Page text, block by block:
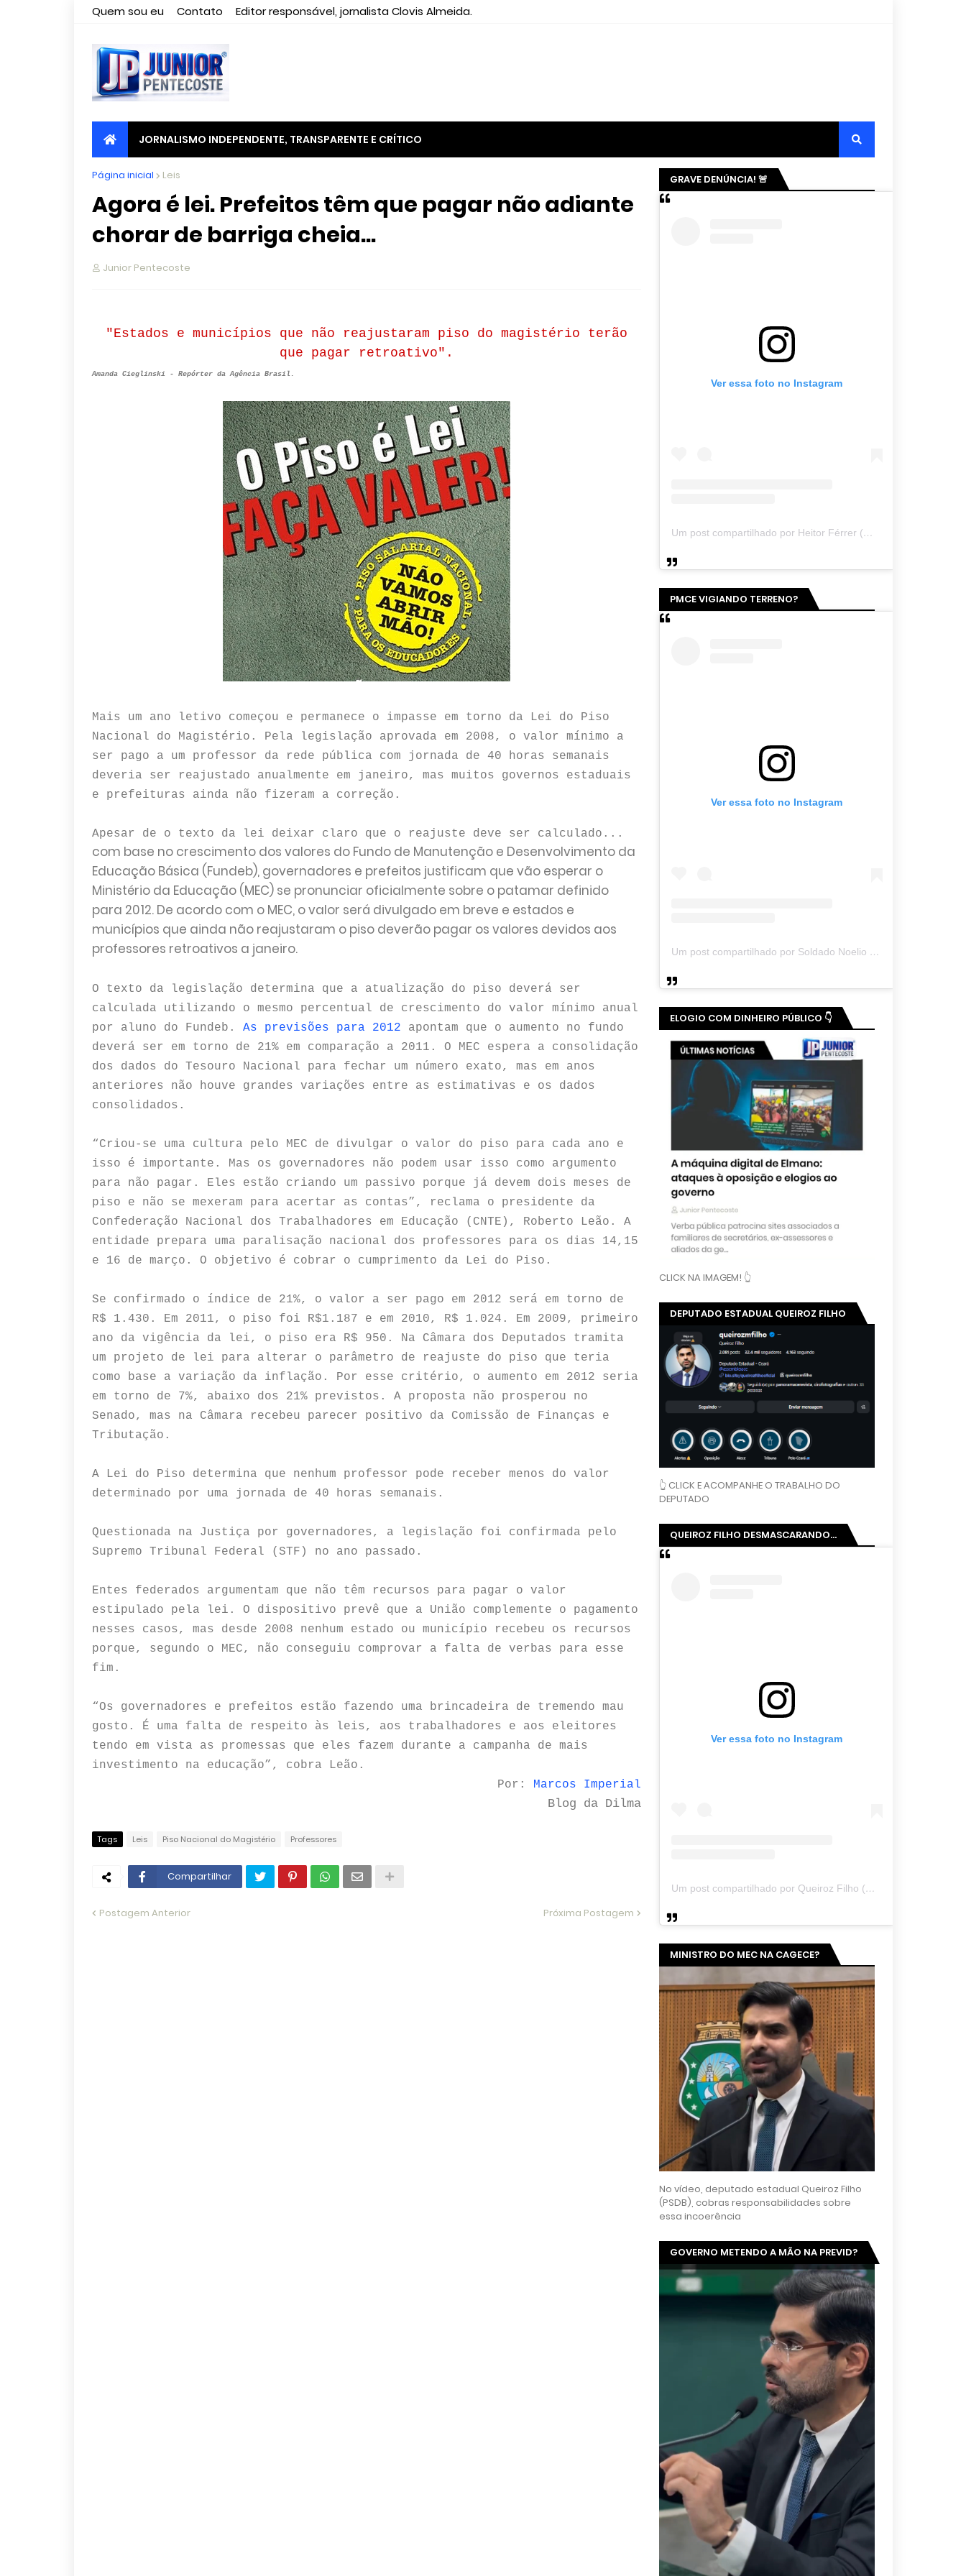
Quem sou eu Contato Editor responsável, jornalista Clovis Almeida.
JORNALISMO INDEPENDENTE, TRANSPARENTE E CRÍTICO
Página inicial Leis
Agora é lei. Prefeitos têm que pagar não adiante
chorar de barriga cheia...
Junior Pentecoste
"Estados e municípios que não reajustaram piso do magistério terão
que pagar retroativo".
Amanda Cieglinski - Repórter da Agência Brasil.
Mais um ano letivo começou e permanece o impasse em torno da Lei do Piso
Nacional do Magistério. Pela legislação aprovada em 2008, o valor mínimo a
ser pago a um professor da rede pública com jornada de 40 horas semanais
deveria ser reajustado anualmente em janeiro, mas muitos governos estaduais
e prefeituras ainda não fizeram a correção.
Apesar de o texto da lei deixar claro que o reajuste deve ser calculado...
com base no crescimento dos valores do Fundo de Manutenção e Desenvolvimento da
Educação Básica (Fundeb), governadores e prefeitos justificam que vão esperar o
Ministério da Educação (MEC) se pronunciar oficialmente sobre o patamar definido
para 2012. De acordo com o MEC, o valor será divulgado em breve e estados e
municípios que ainda não reajustaram o piso deverão pagar os valores devidos aos
professores retroativos a janeiro.
O texto da legislação determina que a atualização do piso deverá ser
calculada utilizando o mesmo percentual de crescimento do valor mínimo anual
por aluno do Fundeb. As previsões para 2012 apontam que o aumento no fundo
deverá ser em torno de 21% em comparação a 2011. O MEC espera a consolidação
dos dados do Tesouro Nacional para fechar um número exato, mas em anos
anteriores não houve grandes variações entre as estimativas e os dados
consolidados.
“Criou-se uma cultura pelo MEC de divulgar o valor do piso para cada ano e
isso é importante. Mas os governadores não podem usar isso como argumento
para não pagar. Eles estão criando um passivo porque já devem dois meses de
piso e não se mexeram para acertar as contas”, reclama o presidente da
Confederação Nacional dos Trabalhadores em Educação (CNTE), Roberto Leão. A
entidade prepara uma paralisação nacional dos professores para os dias 14,15
e 16 de março. O objetivo é cobrar o cumprimento da Lei do Piso.
Se confirmado o índice de 21%, o valor a ser pago em 2012 será em torno de
R$ 1.430. Em 2011, o piso foi R$1.187 e em 2010, R$ 1.024. Em 2009, primeiro
ano da vigência da lei, o piso era R$ 950. Na Câmara dos Deputados tramita
um projeto de lei para alterar o parâmetro de reajuste do piso que teria
como base a variação da inflação. Por esse critério, o aumento em 2012 seria
em torno de 7%, abaixo dos 21% previstos. A proposta não prosperou no
Senado, mas na Câmara recebeu parecer positivo da Comissão de Finanças e
Tributação.
A Lei do Piso determina que nenhum professor pode receber menos do valor
determinado por uma jornada de 40 horas semanais.
Questionada na Justiça por governadores, a legislação foi confirmada pelo
Supremo Tribunal Federal (STF) no ano passado.
Entes federados argumentam que não têm recursos para pagar o valor
estipulado pela lei. O dispositivo prevê que a União complemente o pagamento
nesses casos, mas desde 2008 nenhum estado ou município recebeu os recursos
porque, segundo o MEC, não conseguiu comprovar a falta de verbas para esse
fim.
“Os governadores e prefeitos estão fazendo uma brincadeira de tremendo mau
gosto. É uma falta de respeito às leis, aos trabalhadores e aos eleitores
tendo em vista as promessas que eles fazem durante a campanha de mais
investimento na educação”, cobra Leão.
Por: Marcos Imperial
Blog da Dilma
Tags Leis Piso Nacional do Magistério Professores
Compartilhar
Postagem Anterior Próxima Postagem
GRAVE DENÚNCIA! 🚨
Ver essa foto no Instagram
Um post compartilhado por Heitor Férrer (@heitor_ferrer77)
PMCE VIGIANDO TERRENO?
Ver essa foto no Instagram
Um post compartilhado por Soldado Noelio (@soldadonoelio)
ELOGIO COM DINHEIRO PÚBLICO 👇
CLICK NA IMAGEM! 👆
DEPUTADO ESTADUAL QUEIROZ FILHO
👆 CLICK E ACOMPANHE O TRABALHO DO
DEPUTADO
QUEIROZ FILHO DESMASCARANDO...
Ver essa foto no Instagram
Um post compartilhado por Queiroz Filho (@queirozmfilho)
MINISTRO DO MEC NA CAGECE?
No vídeo, deputado estadual Queiroz Filho
(PSDB), cobras responsabilidades sobre
essa incoerência
GOVERNO METENDO A MÃO NA PREVID?